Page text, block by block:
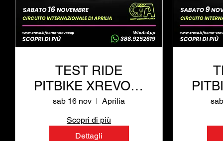
TEST RIDE
PITBIKE XREVO al
Circuito
Internazionale di
Aprilia
sab 16 nov
Aprilia
Scopri di più
Dettagli